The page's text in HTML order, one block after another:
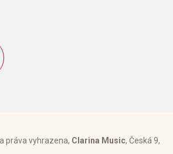
práva vyhrazena, Clarina Music, Česká 9,